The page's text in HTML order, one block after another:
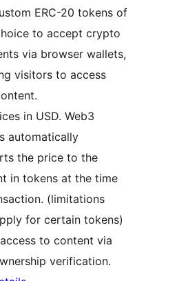
ERC-20 tokens of
to accept crypto
via browser wallets,
visitors to access
in USD. Web3
automatically
the price to the
in tokens at the time
(limitations
for certain tokens)
to content via
verification.